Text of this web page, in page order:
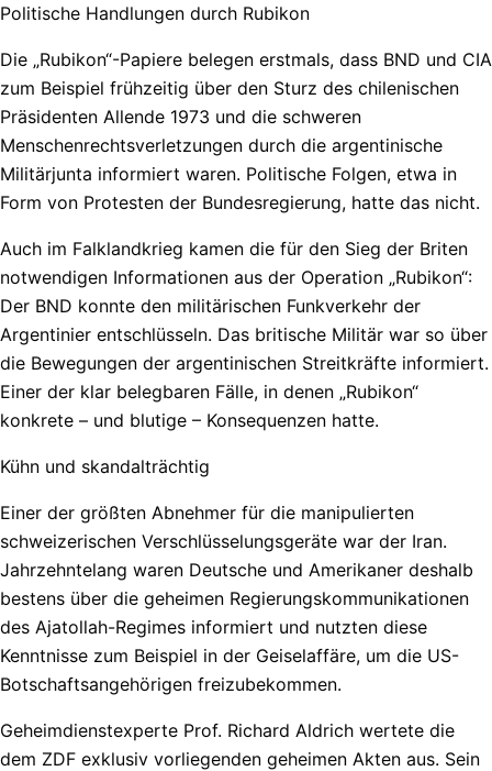
Politische Handlungen durch Rubikon
Die „Rubikon“-Papiere belegen erstmals, dass BND und CIA
zum Beispiel frühzeitig über den Sturz des chilenischen
Präsidenten Allende 1973 und die schweren
Menschenrechtsverletzungen durch die argentinische
Militärjunta informiert waren. Politische Folgen, etwa in
Form von Protesten der Bundesregierung, hatte das nicht.
Auch im Falklandkrieg kamen die für den Sieg der Briten
notwendigen Informationen aus der Operation „Rubikon“:
Der BND konnte den militärischen Funkverkehr der
Argentinier entschlüsseln. Das britische Militär war so über
die Bewegungen der argentinischen Streitkräfte informiert.
Einer der klar belegbaren Fälle, in denen „Rubikon“
konkrete – und blutige – Konsequenzen hatte.
Kühn und skandalträchtig
Einer der größten Abnehmer für die manipulierten
schweizerischen Verschlüsselungsgeräte war der Iran.
Jahrzehntelang waren Deutsche und Amerikaner deshalb
bestens über die geheimen Regierungskommunikationen
des Ajatollah-Regimes informiert und nutzten diese
Kenntnisse zum Beispiel in der Geiselaffäre, um die US-
Botschaftsangehörigen freizubekommen.
Geheimdienstexperte Prof. Richard Aldrich wertete die
dem ZDF exklusiv vorliegenden geheimen Akten aus. Sein